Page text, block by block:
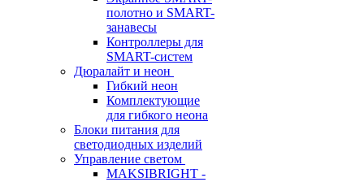
полотно и SMART-
занавесы
Контроллеры для
SMART-систем
Дюралайт и неон
Гибкий неон
Комплектующие
для гибкого неона
Блоки питания для
светодиодных изделий
Управление светом
MAKSIBRIGHT -